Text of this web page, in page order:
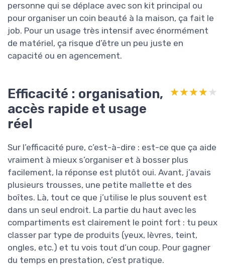
personne qui se déplace avec son kit principal ou
pour organiser un coin beauté à la maison, ça fait le
job. Pour un usage très intensif avec énormément
de matériel, ça risque d’être un peu juste en
capacité ou en agencement.
Efficacité : organisation,
accès rapide et usage
réel
★★★★★
★★★★★
Sur l’efficacité pure, c’est-à-dire : est-ce que ça aide
vraiment à mieux s’organiser et à bosser plus
facilement, la réponse est plutôt oui. Avant, j’avais
plusieurs trousses, une petite mallette et des
boîtes. Là, tout ce que j’utilise le plus souvent est
dans un seul endroit. La partie du haut avec les
compartiments est clairement le point fort : tu peux
classer par type de produits (yeux, lèvres, teint,
ongles, etc.) et tu vois tout d’un coup. Pour gagner
du temps en prestation, c’est pratique.